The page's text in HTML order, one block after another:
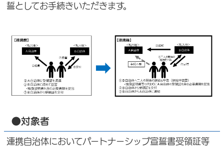
誓としてお手続きいただきます。
●対象者
連携自治体においてパートナーシップ宣誓書受領証等